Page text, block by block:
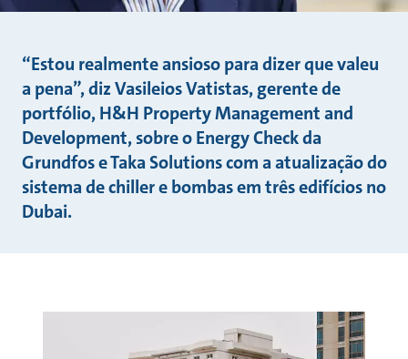
“Estou realmente ansioso para dizer que valeu
a pena”, diz Vasileios Vatistas, gerente de
portfólio, H&H Property Management and
Development, sobre o Energy Check da
Grundfos e Taka Solutions com a atualização do
sistema de chiller e bombas em três edifícios no
Dubai.